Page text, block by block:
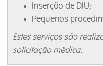
Inserção de DIU;
Pequenos
Estes serviços são
solicitação médica.